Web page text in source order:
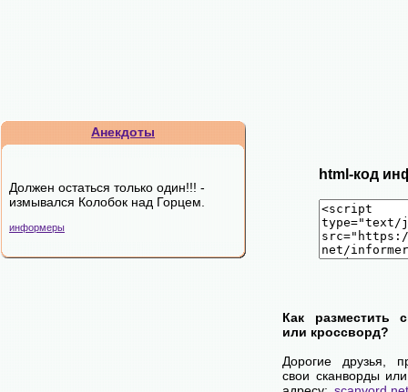
Анекдоты
Должен остаться только один!!! -
измывался Колобок над Горцем.
информеры
html-код
Как разместить
или кроссворд?
Дорогие друзья,
свои сканворды